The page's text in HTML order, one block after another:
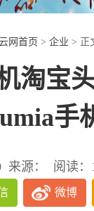
网首页 > 企业 > 正
淘宝
手
来源： 阅读：
微博